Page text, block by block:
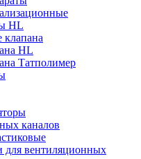
HL
HL
Татполимер
каналов
для вентиляционных